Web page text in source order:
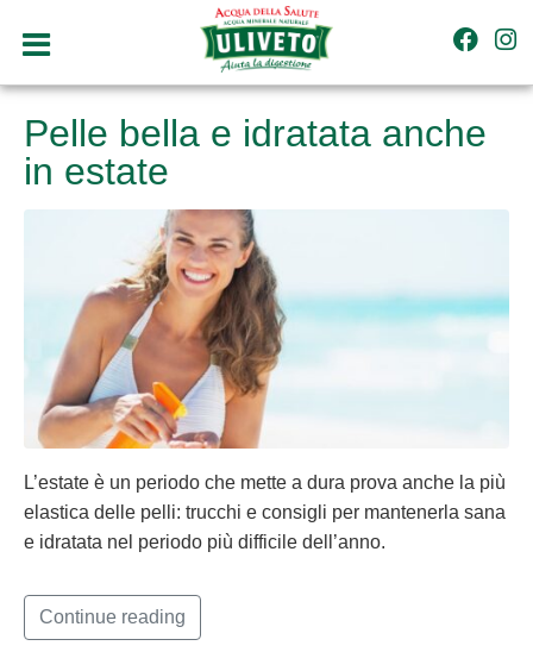
Pelle bella e idratata anche
in estate
L’estate è un periodo che mette a dura prova anche la più
elastica delle pelli: trucchi e consigli per mantenerla sana
e idratata nel periodo più difficile dell’anno.
Continue reading